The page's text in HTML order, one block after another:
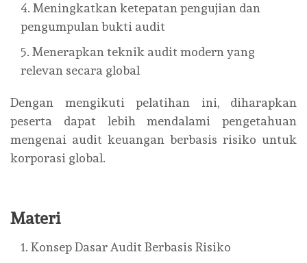
Meningkatkan ketepatan pengujian dan
pengumpulan bukti audit
Menerapkan teknik audit modern yang
relevan secara global
Dengan mengikuti pelatihan ini, diharapkan
peserta dapat lebih mendalami pengetahuan
mengenai audit keuangan berbasis risiko untuk
korporasi global.
Materi
Konsep Dasar Audit Berbasis Risiko